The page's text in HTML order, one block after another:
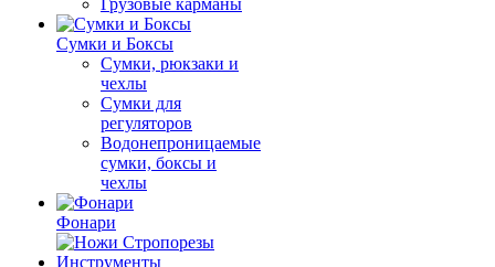
Грузовые карманы
Сумки и Боксы
Сумки, рюкзаки и
чехлы
Сумки для
регуляторов
Водонепроницаемые
сумки, боксы и
чехлы
Фонари